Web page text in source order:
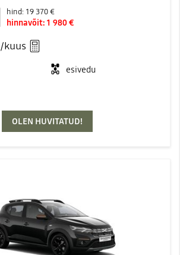
hind: 19 370 €
hinnavõit: 1 980 €
/kuus
esivedu
OLEN HUVITATUD!